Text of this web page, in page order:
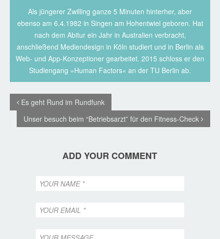
Als jüngerer Zwilling ganze 5 Minuten hinterher, aber
ebenso am 6.4.1982 in Singen am Hohentwiel geboren. Hat
nach dem Abitur ein Jahr in Australien verbracht,
anschließend Mediendesign in Köln studiert und in Berlin als
Web- und App-Konzeptioner gearbeitet. 2015 schloss er den
Studiengang »Human Factors« an der TU Berlin ab.
Es geht Rund im Rundfunk
Unser besuch beim “Betriebsarzt” für den Fitness-Check
ADD YOUR COMMENT